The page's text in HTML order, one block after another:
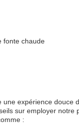
fonte chaude
expérience douce
sur employer notre
: